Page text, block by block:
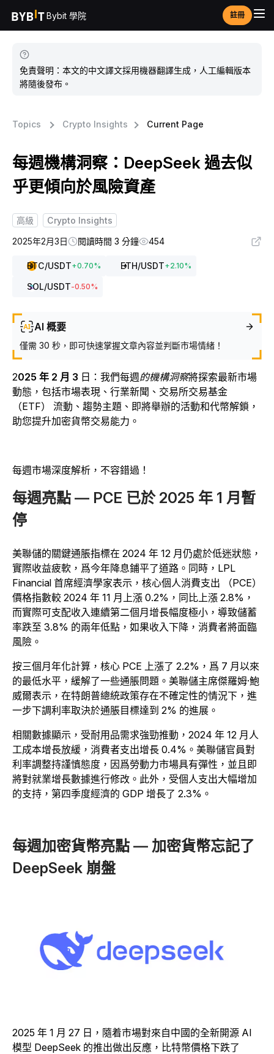
Bybit 學院 註冊
免責聲明：本文的中文譯文採用機器翻譯生成，人工編輯版本
將隨後發布。
Topics Crypto Insights Current Page
每週機構洞察：DeepSeek 過去似
乎更傾向於風險資產
高級
Crypto Insights
2025年2月3日
閱讀時間 3 分鐘 454
BTC/USDT+0.70% ETH/USDT+2.10%
SOL/USDT-0.50%
AI 概要
僅需 30 秒，即可快速掌握文章內容並判斷市場情緒！
2025 年 2 月 3 日 ：我們每週的機構洞察將探索最新市場
動態，包括市場表現、行業新聞、交易所交易基金
（ETF） 流動、趨勢主題、即將舉辦的活動和代幣解鎖，
助您提升加密貨幣交易能力。
每週市場深度解析，不容錯過！
每週亮點 — PCE 已於 2025 年 1 月暫
停
美聯儲的關鍵通脹指標在 2024 年 12 月仍處於低迷狀態，
實際收益疲軟，爲今年降息鋪平了道路。同時，LPL
Financial 首席經濟學家表示，核心個人消費支出 （PCE）
價格指數較 2024 年 11 月上漲 0.2%，同比上漲 2.8%，
而實際可支配收入連續第二個月增長幅度極小，導致儲蓄
率跌至 3.8% 的兩年低點，如果收入下降，消費者將面臨
風險。
按三個月年化計算，核心 PCE 上漲了 2.2%，爲 7 月以來
的最低水平，緩解了一些通脹問題。美聯儲主席傑羅姆·鮑
威爾表示，在特朗普總統政策存在不確定性的情況下，進
一步下調利率取決於通脹目標達到 2% 的進展。
相關數據顯示，受耐用品需求強勁推動，2024 年 12 月人
工成本增長放緩，消費者支出增長 0.4%。美聯儲官員對
利率調整持謹慎態度，因爲勞動力市場具有彈性，並且即
將對就業增長數據進行修改。此外，受個人支出大幅增加
的支持，第四季度經濟的 GDP 增長了 2.3%。
每週加密貨幣亮點 — 加密貨幣忘記了
DeepSeek 崩盤
2025 年 1 月 27 日，隨着市場對來自中國的全新開源 AI
模型 DeepSeek 的推出做出反應，比特幣價格下跌了